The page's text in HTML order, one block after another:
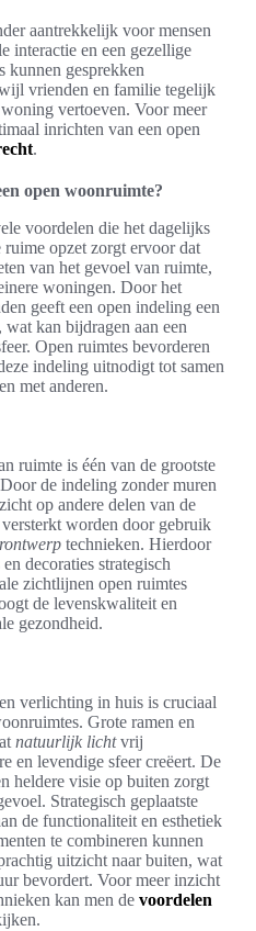
aantrekkelijk voor mensen
interactie en een gezellige
kunnen gesprekken
vrienden en familie tegelijk
vertoeven. Voor meer
inrichten van een open
.
open woonruimte?
voordelen die het dagelijks
opzet zorgt ervoor dat
van het gevoel van ruimte,
woningen. Door het
geeft een open indeling een
kan bijdragen aan een
Open ruimtes bevorderen
indeling uitnodigt tot samen
met anderen.
ruimte is één van de grootste
de indeling zonder muren
op andere delen van de
worden door gebruik
technieken. Hierdoor
decoraties strategisch
zichtlijnen open ruimtes
de levenskwaliteit en
gezondheid.
verlichting in huis is cruciaal
Grote ramen en
natuurlijk lichtvrij
en levendige sfeer creëert. De
heldere visie op buiten zorgt
Strategisch geplaatste
de functionaliteit en esthetiek
te combineren kunnen
uitzicht naar buiten, wat
bevordert. Voor meer inzicht
kan men de voordelen